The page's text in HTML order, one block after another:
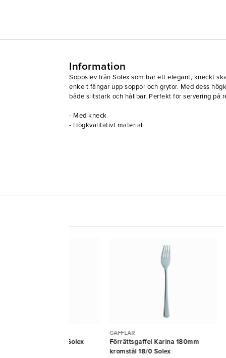
Information
Soppslev från Solex som har ett elegant, kneckt
enkelt fångar upp soppor och grytor. Med dess
både slitstark och hållbar. Perfekt för servering på
- Med kneck
- Högkvalitativt material
Karina 208mm Solex
GAFFLAR
Förrättsgaffel Karina 180mm
kromstål 18/0 Solex